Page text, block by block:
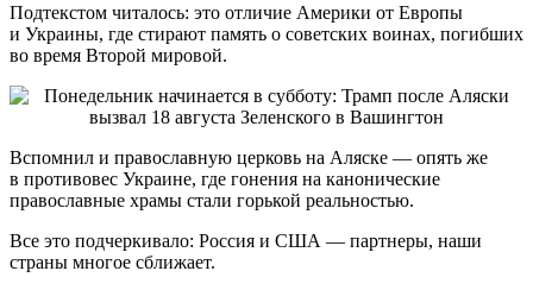
Подтекстом читалось: это отличие Америки от Европы
и Украины, где стирают память о советских воинах, погибших
во время Второй мировой.
Вспомнил и православную церковь на Аляске — опять же
в противовес Украине, где гонения на канонические
православные храмы стали горькой реальностью.
Все это подчеркивало: Россия и США — партнеры, наши
страны многое сближает.